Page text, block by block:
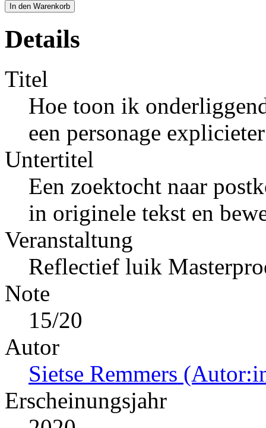
In den Warenkorb
Details
Titel
Hoe toon ik
een personage
Untertitel
Een zoektocht naar
in originele tekst en
Veranstaltung
Reflectief luik
Note
15/20
Autor
Sietse Remmers
Erscheinungsjahr